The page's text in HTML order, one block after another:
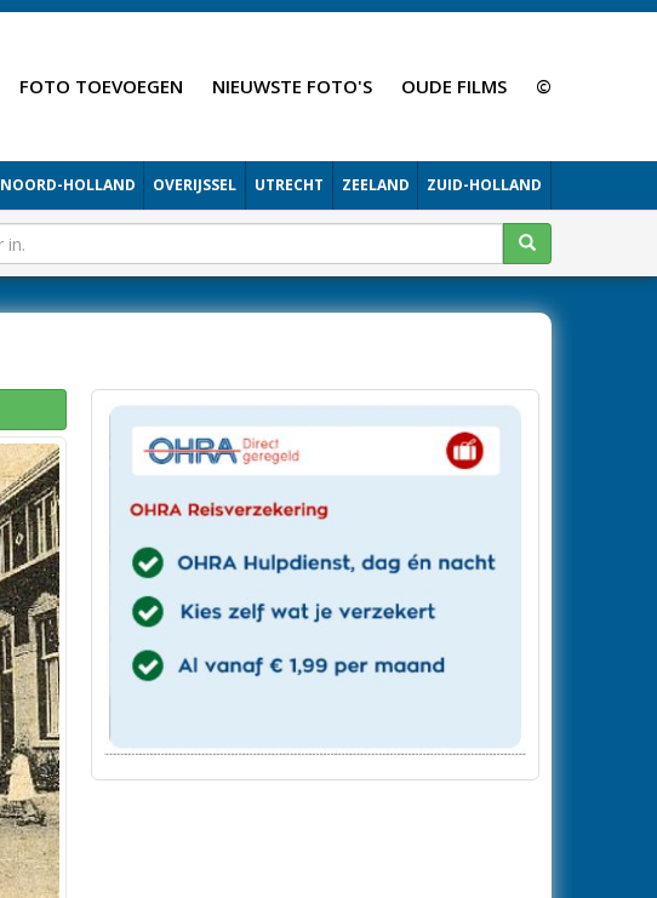
FOTO TOEVOEGEN NIEUWSTE FOTO'S OUDE FILMS ©
NOORD-HOLLAND OVERIJSSEL UTRECHT ZEELAND ZUID-HOLLAND